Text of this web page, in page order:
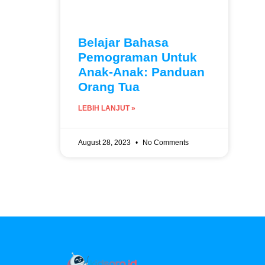
Belajar Bahasa
Pemograman Untuk
Anak-Anak: Panduan
Orang Tua
LEBIH LANJUT »
August 28, 2023 No Comments